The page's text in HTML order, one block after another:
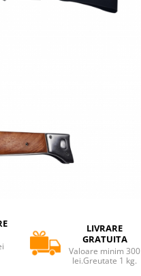
LIVRARE
GRATUITA
Valoare minim 300
lei.Greutate 1 kg.